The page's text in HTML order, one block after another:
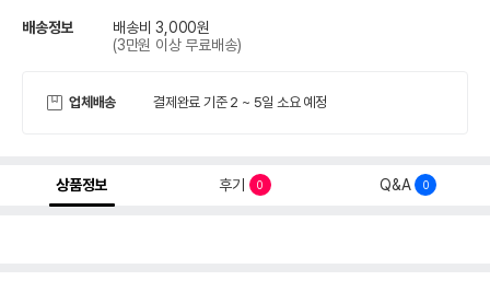
배송정보
배송비 3,000원
(3만원 이상 무료배송)
업체배송 결제완료 기준 2 ~ 5일 소요 예정
상품정보 후기 0 Q&A 0